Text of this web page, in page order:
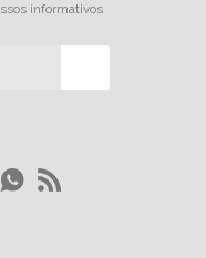
informativos